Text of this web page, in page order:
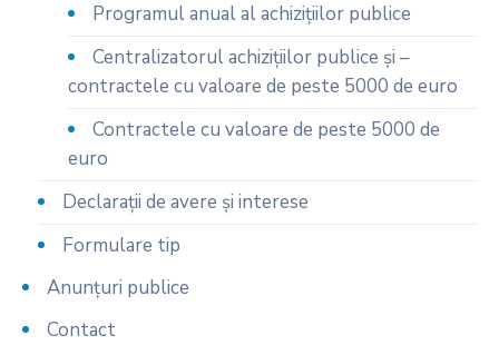
Programul anual al achiziţiilor publice
Centralizatorul achiziţiilor publice şi –
contractele cu valoare de peste 5000 de euro
Contractele cu valoare de peste 5000 de
euro
Declarații de avere și interese
Formulare tip
Anunțuri publice
Contact